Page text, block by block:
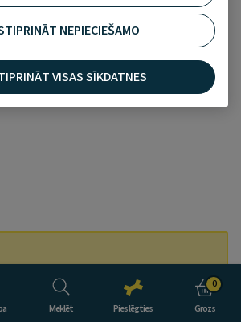
Meklēt Pieslēgties
0
Grozs
Chrome Circle piekariņš, L,
Pievienot pie izlases
gravējumu var veikt tikai uz vietas
NEPIECIEŠAMO
VISAS SĪKDATNES